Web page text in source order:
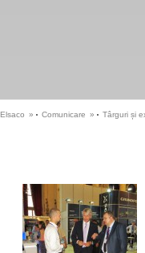
Elsaco » Comunicare » Târguri și